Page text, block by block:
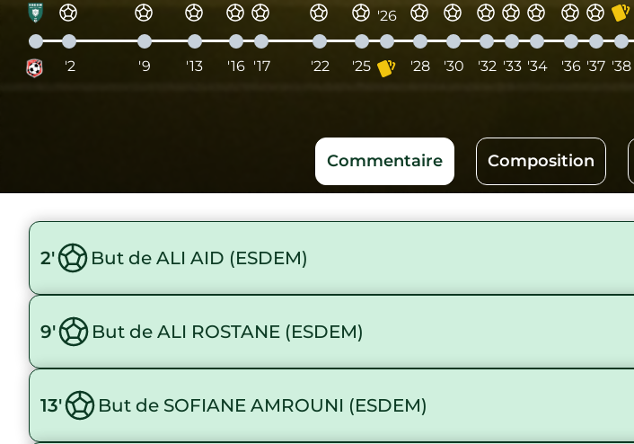
'2 '9 '13 '16 '17 '22 '25
'26
'28 '30 '32 '33 '34 '36 '37 '38
Commentaire Composition
2' But de ALI AID (ESDEM)
9' But de ALI ROSTANE (ESDEM)
13' But de SOFIANE AMROUNI (ESDEM)